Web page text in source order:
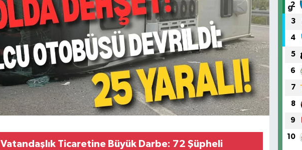
Vatandaşlık Ticaretine Büyük Darbe: 72 Şüpheli
2
3
4
5
6
7
8
9
10